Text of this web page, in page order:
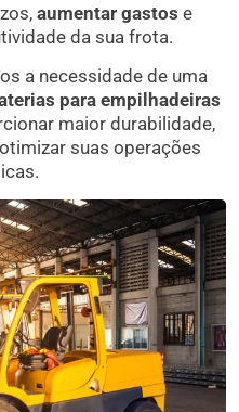
aumentar gastos e
da sua frota.
a necessidade de uma
para empilhadeiras
maior durabilidade,
suas operações